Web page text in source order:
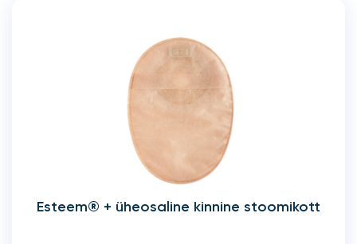
Esteem® + üheosaline kinnine stoomikott